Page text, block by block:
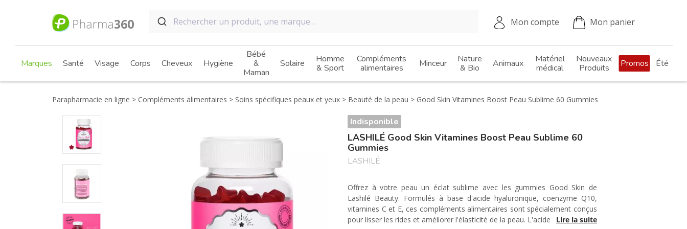
Mon compte Mon panier
Marques Santé Visage Corps Cheveux Hygiène
Bébé
&
Maman
Solaire
Homme
& Sport
Compléments
alimentaires
Minceur
Nature
& Bio
Animaux
Matériel
médical
Nouveaux
Produits
Promos Été
Parapharmacie en ligne Compléments alimentaires Soins spécifiques peaux et yeux Beauté de la peau Good Skin Vitamines Boost Peau Sublime 60 Gummies
Indisponible
LASHILÉ Good Skin Vitamines Boost Peau Sublime 60
Gummies
LASHILÉ
Offrez à votre peau un éclat sublime avec les gummies Good Skin de
Lashilé Beauty. Formulés à base d'acide hyaluronique, coenzyme Q10,
vitamines C et E, ces compléments alimentaires sont spécialement conçus
pour lisser les rides et améliorer l'élasticité de la peau. L'acide hyaluronique,
Lire la suite